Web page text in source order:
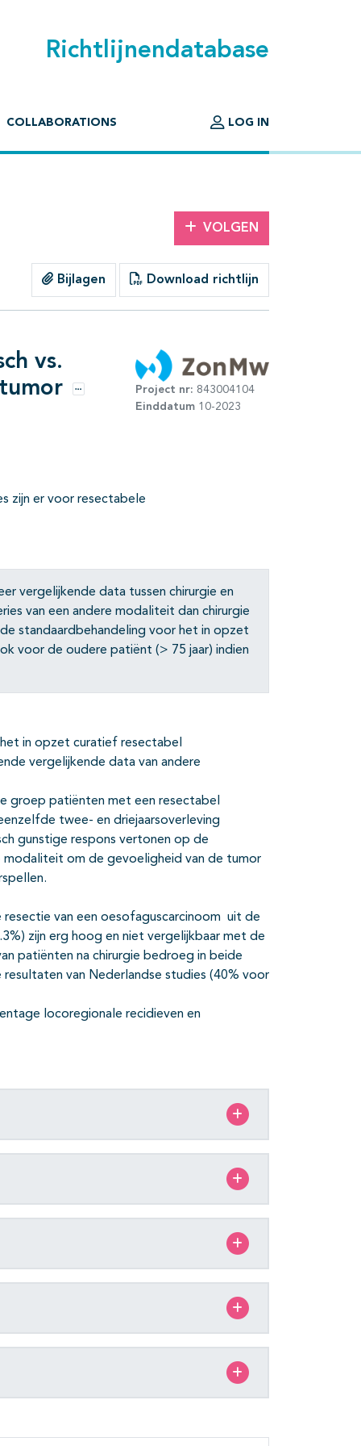
Richtlijnendatabase
COLLABORATIONS LOG IN
VOLGEN
Bijlagen Download richtlijn
vs.
Opties
Project nr: 843004104
Einddatum 10-2023
zijn er voor resectabele
vergelijkende data tussen chirurgie en
van een andere modaliteit dan chirurgie
standaardbehandeling voor het in opzet
voor de oudere patiënt (> 75 jaar) indien
in opzet curatief resectabel
vergelijkende data van andere
groep patiënten met een resectabel
twee- en driejaarsoverleving
gunstige respons vertonen op de
om de gevoeligheid van de tumor
van een oesofaguscarcinoom uit de
zijn erg hoog en niet vergelijkbaar met de
patiënten na chirurgie bedroeg in beide
van Nederlandse studies (40% voor
locoregionale recidieven en